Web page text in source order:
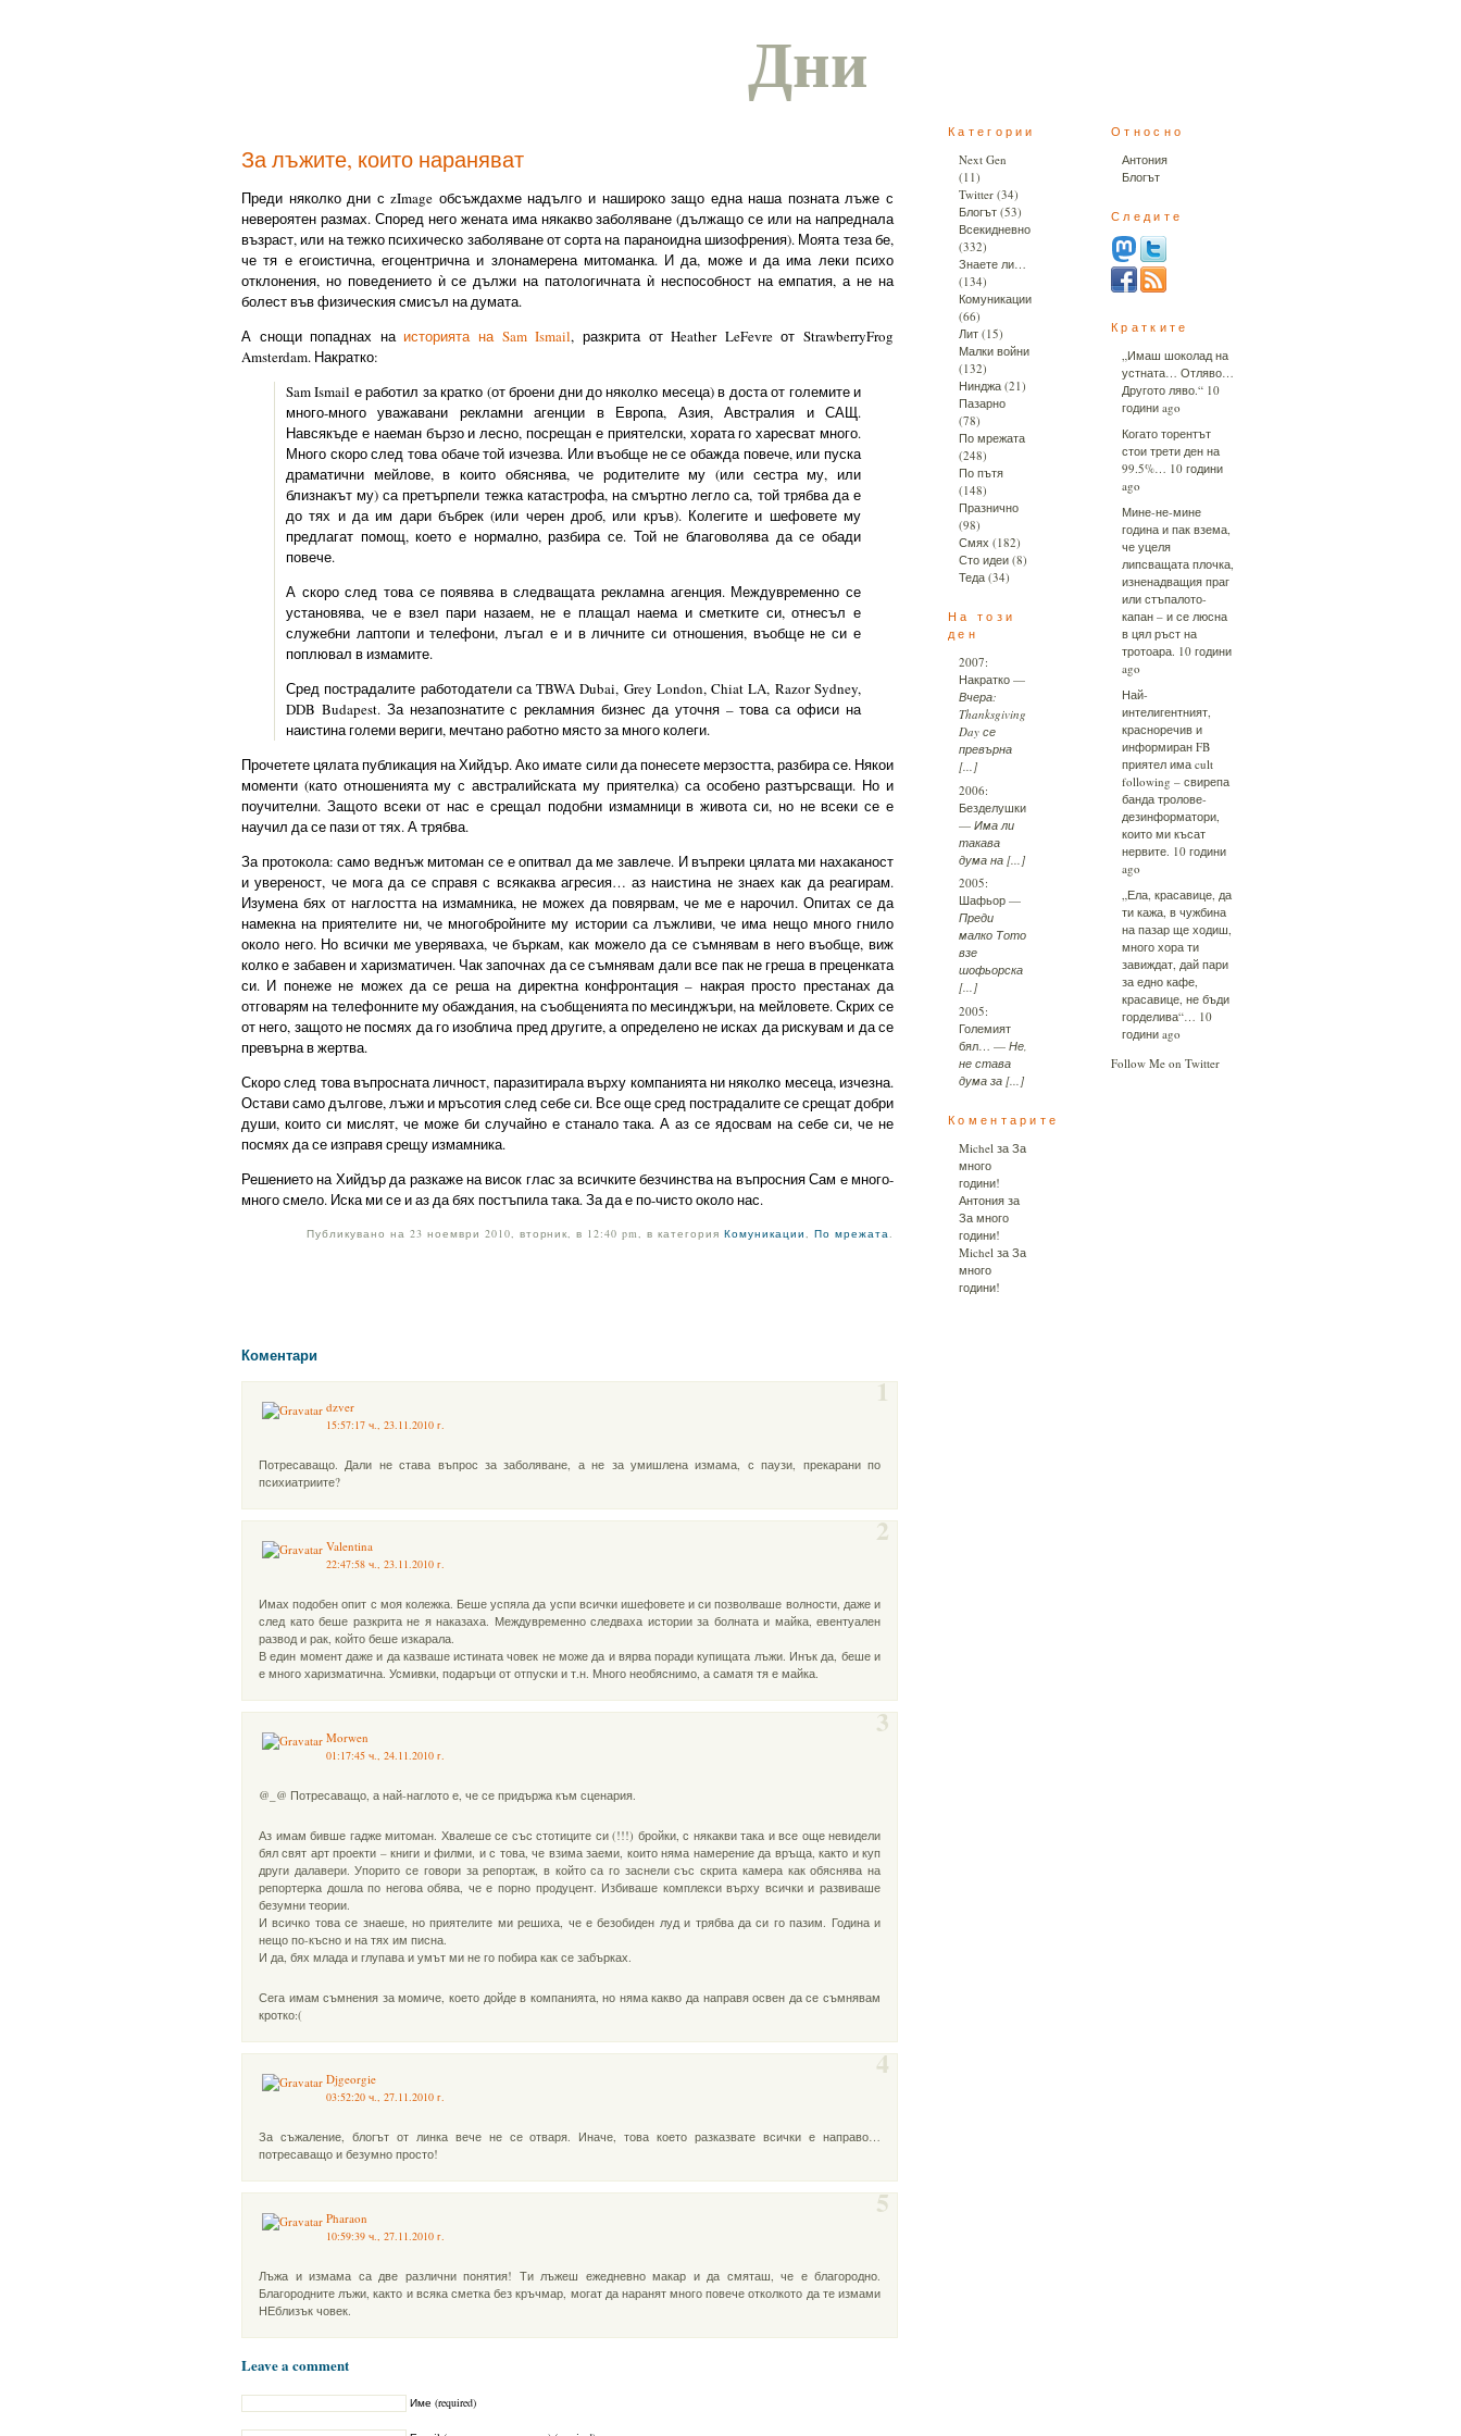
Дни
За лъжите, които нараняват
Преди няколко дни с zImage обсъждахме надълго и нашироко защо една наша позната лъже с
невероятен размах. Според него жената има някакво заболяване (дължащо се или на напреднала
възраст, или на тежко психическо заболяване от сорта на параноидна шизофрения). Моята теза бе,
че тя е егоистична, егоцентрична и злонамерена митоманка. И да, може и да има леки психо
отклонения, но поведението ѝ се дължи на патологичната ѝ неспособност на емпатия, а не на
болест във физическия смисъл на думата.
А снощи попаднах наисторията на Sam Ismail, разкрита от Heather LeFevre от StrawberryFrog
Amsterdam. Накратко:
Sam Ismail е работил за кратко (от броени дни до няколко месеца) в доста от големите и
много-много уважавани рекламни агенции в Европа, Азия, Австралия и САЩ.
Навсякъде е наеман бързо и лесно, посрещан е приятелски, хората го харесват много.
Много скоро след това обаче той изчезва. Или въобще не се обажда повече, или пуска
драматични мейлове, в които обяснява, че родителите му (или сестра му, или
близнакът му) са претърпели тежка катастрофа, на смъртно легло са, той трябва да е
до тях и да им дари бъбрек (или черен дроб, или кръв). Колегите и шефовете му
предлагат помощ, което е нормално, разбира се. Той не благоволява да се обади
повече.
А скоро след това се появява в следващата рекламна агенция. Междувременно се
установява, че е взел пари назаем, не е плащал наема и сметките си, отнесъл е
служебни лаптопи и телефони, лъгал е и в личните си отношения, въобще не си е
поплювал в измамите.
Сред пострадалите работодатели са TBWA Dubai, Grey London, Chiat LA, Razor Sydney,
DDB Budapest. За незапознатите с рекламния бизнес да уточня – това са офиси на
наистина големи вериги, мечтано работно място за много колеги.
Прочетете цялата публикация на Хийдър. Ако имате сили да понесете мерзостта, разбира се. Някои
моменти (като отношенията му с австралийската му приятелка) са особено разтърсващи. Но и
поучителни. Защото всеки от нас е срещал подобни измамници в живота си, но не всеки се е
научил да се пази от тях. А трябва.
За протокола: само веднъж митоман се е опитвал да ме завлече. И въпреки цялата ми нахаканост
и увереност, че мога да се справя с всякаква агресия… аз наистина не знаех как да реагирам.
Изумена бях от наглостта на измамника, не можех да повярвам, че ме е нарочил. Опитах се да
намекна на приятелите ни, че многобройните му истории са лъжливи, че има нещо много гнило
около него. Но всички ме уверяваха, че бъркам, как можело да се съмнявам в него въобще, виж
колко е забавен и харизматичен. Чак започнах да се съмнявам дали все пак не греша в преценката
си. И понеже не можех да се реша на директна конфронтация – накрая просто престанах да
отговарям на телефонните му обаждания, на съобщенията по месинджъри, на мейловете. Скрих се
от него, защото не посмях да го изоблича пред другите, а определено не исках да рискувам и да се
превърна в жертва.
Скоро след това въпросната личност, паразитирала върху компанията ни няколко месеца, изчезна.
Остави само дългове, лъжи и мръсотия след себе си. Все още сред пострадалите се срещат добри
души, които си мислят, че може би случайно е станало така. А аз се ядосвам на себе си, че не
посмях да се изправя срещу измамника.
Решението на Хийдър да разкаже на висок глас за всичките безчинства на въпросния Сам е много-
много смело. Иска ми се и аз да бях постъпила така. За да е по-чисто около нас.
Публикувано на 23 ноември 2010, вторник, в 12:40 pm, в категорияКомуникации,По мрежата.
Коментари
dzver
15:57:17 ч., 23.11.2010 г.
1
Потресаващо. Дали не става въпрос за заболяване, а не за умишлена измама, с паузи, прекарани по
психиатриите?
Valentina
22:47:58 ч., 23.11.2010 г.
2
Имах подобен опит с моя колежка. Беше успяла да успи всички ишефовете и си позволваше волности, даже и
след като беше разкрита не я наказаха. Междувременно следваха истории за болната и майка, евентуален
развод и рак, който беше изкарала.
В един момент даже и да казваше истината човек не може да и вярва поради купищата лъжи. Инък да, беше и
е много харизматична. Усмивки, подаръци от отпуски и т.н. Много необяснимо, а саматя тя е майка.
Morwen
01:17:45 ч., 24.11.2010 г.
3
@_@ Потресаващо, а най-наглото е, че се придържа към сценария.
Аз имам бивше гадже митоман. Хвалеше се със стотиците си (!!!) бройки, с някакви така и все още невидели
бял свят арт проекти – книги и филми, и с това, че взима заеми, които няма намерение да връща, както и куп
други далавери. Упорито се говори за репортаж, в който са го заснели със скрита камера как обяснява на
репортерка дошла по негова обява, че е порно продуцент. Избиваше комплекси върху всички и развиваше
безумни теории.
И всичко това се знаеше, но приятелите ми решиха, че е безобиден луд и трябва да си го пазим. Година и
нещо по-късно и на тях им писна.
И да, бях млада и глупава и умът ми не го побира как се забърках.
Сега имам съмнения за момиче, което дойде в компанията, но няма какво да направя освен да се съмнявам
кротко:(
Djgeorgie
03:52:20 ч., 27.11.2010 г.
4
За съжаление, блогът от линка вече не се отваря. Иначе, това което разказвате всички е направо…
потресаващо и безумно просто!
Pharaon
10:59:39 ч., 27.11.2010 г.
5
Лъжа и измама са две различни понятия! Ти лъжеш ежедневно макар и да смяташ, че е благородно.
Благородните лъжи, както и всяка сметка без кръчмар, могат да наранят много повече отколкото да те измами
НЕблизък човек.
Leave a comment
Име (required)
Категории
Next Gen
(11)
Twitter (34)
Блогът (53)
Всекидневно
(332)
Знаете ли…
(134)
Комуникации
(66)
Лит (15)
Малки войни
(132)
Нинджа (21)
Пазарно
(78)
По мрежата
(248)
По пътя
(148)
Празнично
(98)
Смях (182)
Сто идеи (8)
Теда (34)
На този
ден
2007:
Накратко —
Вчера:
Thanksgiving
Day се
превърна
[...]
2006:
Безделушки
— Има ли
такава
дума на [...]
2005:
Шафьор —
Преди
малко Тото
взе
шофьорска
[...]
2005:
Големият
бял…
— Не,
не става
дума за [...]
Коментарите
Michel за За
много
години!
Антония за
За много
години!
Michel за За
много
години!
Относно
Антония
Блогът
Следите
Кратките
„Имаш шоколад на
устната… Отляво…
Другото ляво.“ 10
години ago
Когато торентът
стои трети ден на
99.5%… 10 години
ago
Мине-не-мине
година и пак взема,
че уцеля
липсващата плочка,
изненадващия праг
или стъпалото-
капан – и се люсна
в цял ръст на
тротоара. 10 години
ago
Най-
интелигентният,
красноречив и
информиран FB
приятел има cult
following – свирепа
банда тролове-
дезинформатори,
които ми късат
нервите. 10 години
ago
„Ела, красавице, да
ти кажа, в чужбина
на пазар ще ходиш,
много хора ти
завиждат, дай пари
за едно кафе,
красавице, не бъди
горделива“… 10
години ago
Follow Me on Twitter